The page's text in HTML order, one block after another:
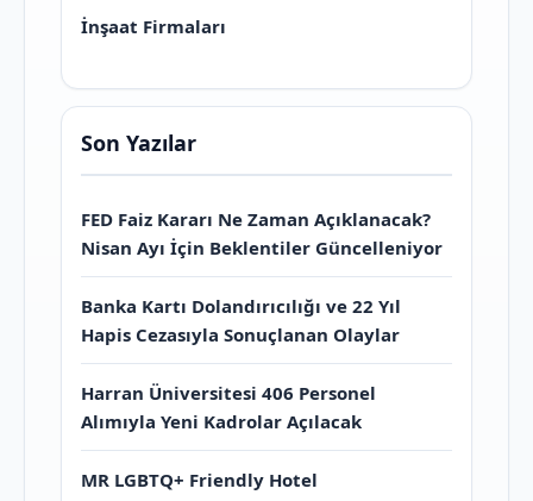
İnşaat Firmaları
Son Yazılar
FED Faiz Kararı Ne Zaman Açıklanacak?
Nisan Ayı İçin Beklentiler Güncelleniyor
Banka Kartı Dolandırıcılığı ve 22 Yıl
Hapis Cezasıyla Sonuçlanan Olaylar
Harran Üniversitesi 406 Personel
Alımıyla Yeni Kadrolar Açılacak
MR LGBTQ+ Friendly Hotel